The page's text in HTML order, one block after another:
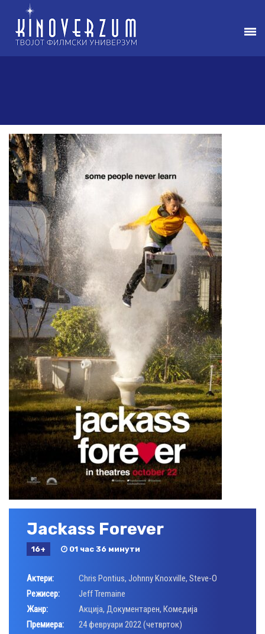
Jackass Forever
16+ 01 час 36 минути
Актери: Chris Pontius, Johnny Knoxville, Steve-O
Режисер:
Jeff Tremaine
Жанр:
Акција, Документарен, Комедија
Премиера:
24 февруари 2022 (четврток)